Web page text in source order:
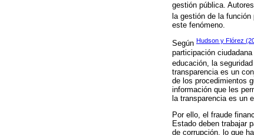
gestión pública.
la gestión de la
este fenómeno.
Según Hudson y Flórez
participación
educación, la
transparencia es un
de los procedimientos
información que les
la transparencia es un
Por ello, el fraude
Estado deben trabajar
de corrupción, lo que